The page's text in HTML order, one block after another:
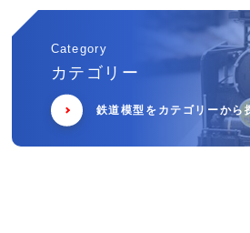
Category
カテゴリー
鉄道模型をカテゴリーから